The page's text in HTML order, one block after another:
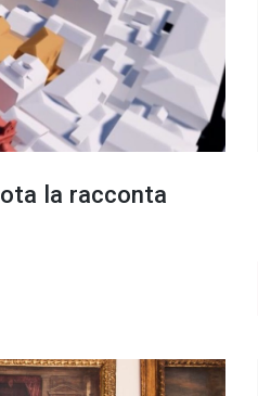
la racconta